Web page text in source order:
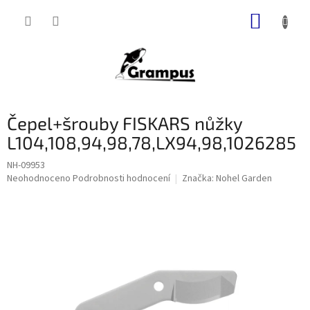
Čepel+šrouby FISKARS nůžky
L104,108,94,98,78,LX94,98,1026285
NH-09953
Průměrné
Neohodnoceno Podrobnosti hodnocení Značka: Nohel Garden